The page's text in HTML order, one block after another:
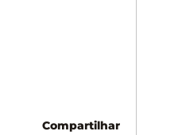
Compartilhar